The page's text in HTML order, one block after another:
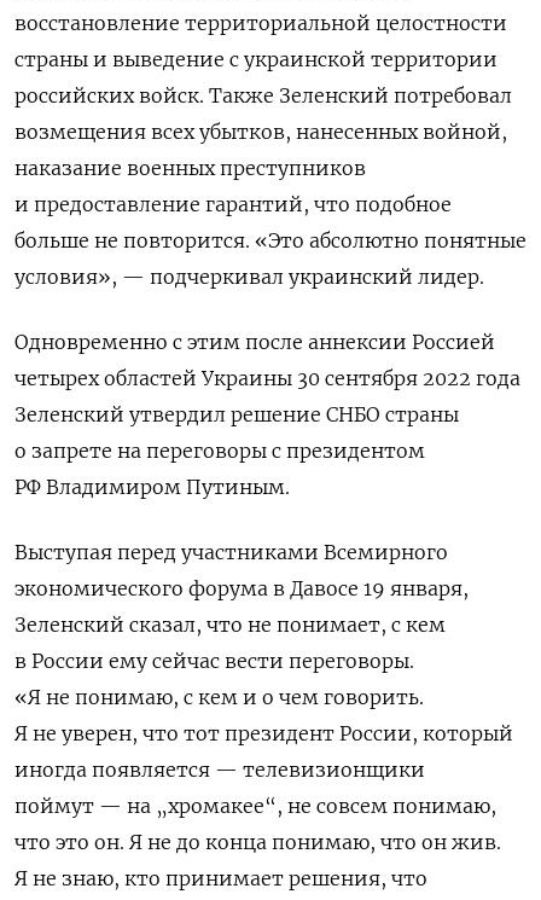
восстановление территориальной целостности
страны и выведение с украинской территории
российских войск. Также Зеленский потребовал
возмещения всех убытков, нанесенных войной,
наказание военных преступников
и предоставление гарантий, что подобное
больше не повторится. «Это абсолютно понятные
условия», — подчеркивал украинский лидер.
Одновременно с этим после аннексии Россией
четырех областей Украины 30 сентября 2022 года
Зеленский утвердил решение СНБО страны
о запрете на переговоры с президентом
РФ Владимиром Путиным.
Выступая перед участниками Всемирного
экономического форума в Давосе 19 января,
Зеленский сказал, что не понимает, с кем
в России ему сейчас вести переговоры.
«Я не понимаю, с кем и о чем говорить.
Я не уверен, что тот президент России, который
иногда появляется — телевизионщики
поймут — на „хромакее“, не совсем понимаю,
что это он. Я не до конца понимаю, что он жив.
Я не знаю, кто принимает решения, что